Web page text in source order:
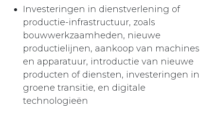
Investeringen in dienstverlening of
productie-infrastructuur, zoals
bouwwerkzaamheden, nieuwe
productielijnen, aankoop van machines
en apparatuur, introductie van nieuwe
producten of diensten, investeringen in
groene transitie, en digitale
technologieën